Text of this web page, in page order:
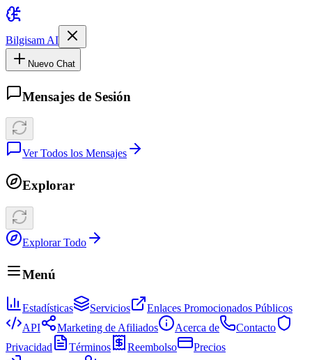
Bilgisam AI
Nuevo Chat
Mensajes de Sesión
Ver Todos los Mensajes
Explorar
Explorar Todo
Menú
Estadísticas Servicios
Enlaces Promocionados Públicos
API
Marketing de Afiliados Acerca de
Contacto
Privacidad
Términos Reembolso
Precios